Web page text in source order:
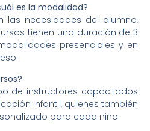
es la modalidad?
las necesidades del alumno,
tienen una duración de 3
presenciales y en
de instructores capacitados
infantil, quienes también
para cada niño.